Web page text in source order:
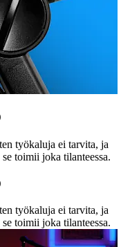
työkaluja ei tarvita, ja
toimii joka tilanteessa.
työkaluja ei tarvita, ja
toimii joka tilanteessa.